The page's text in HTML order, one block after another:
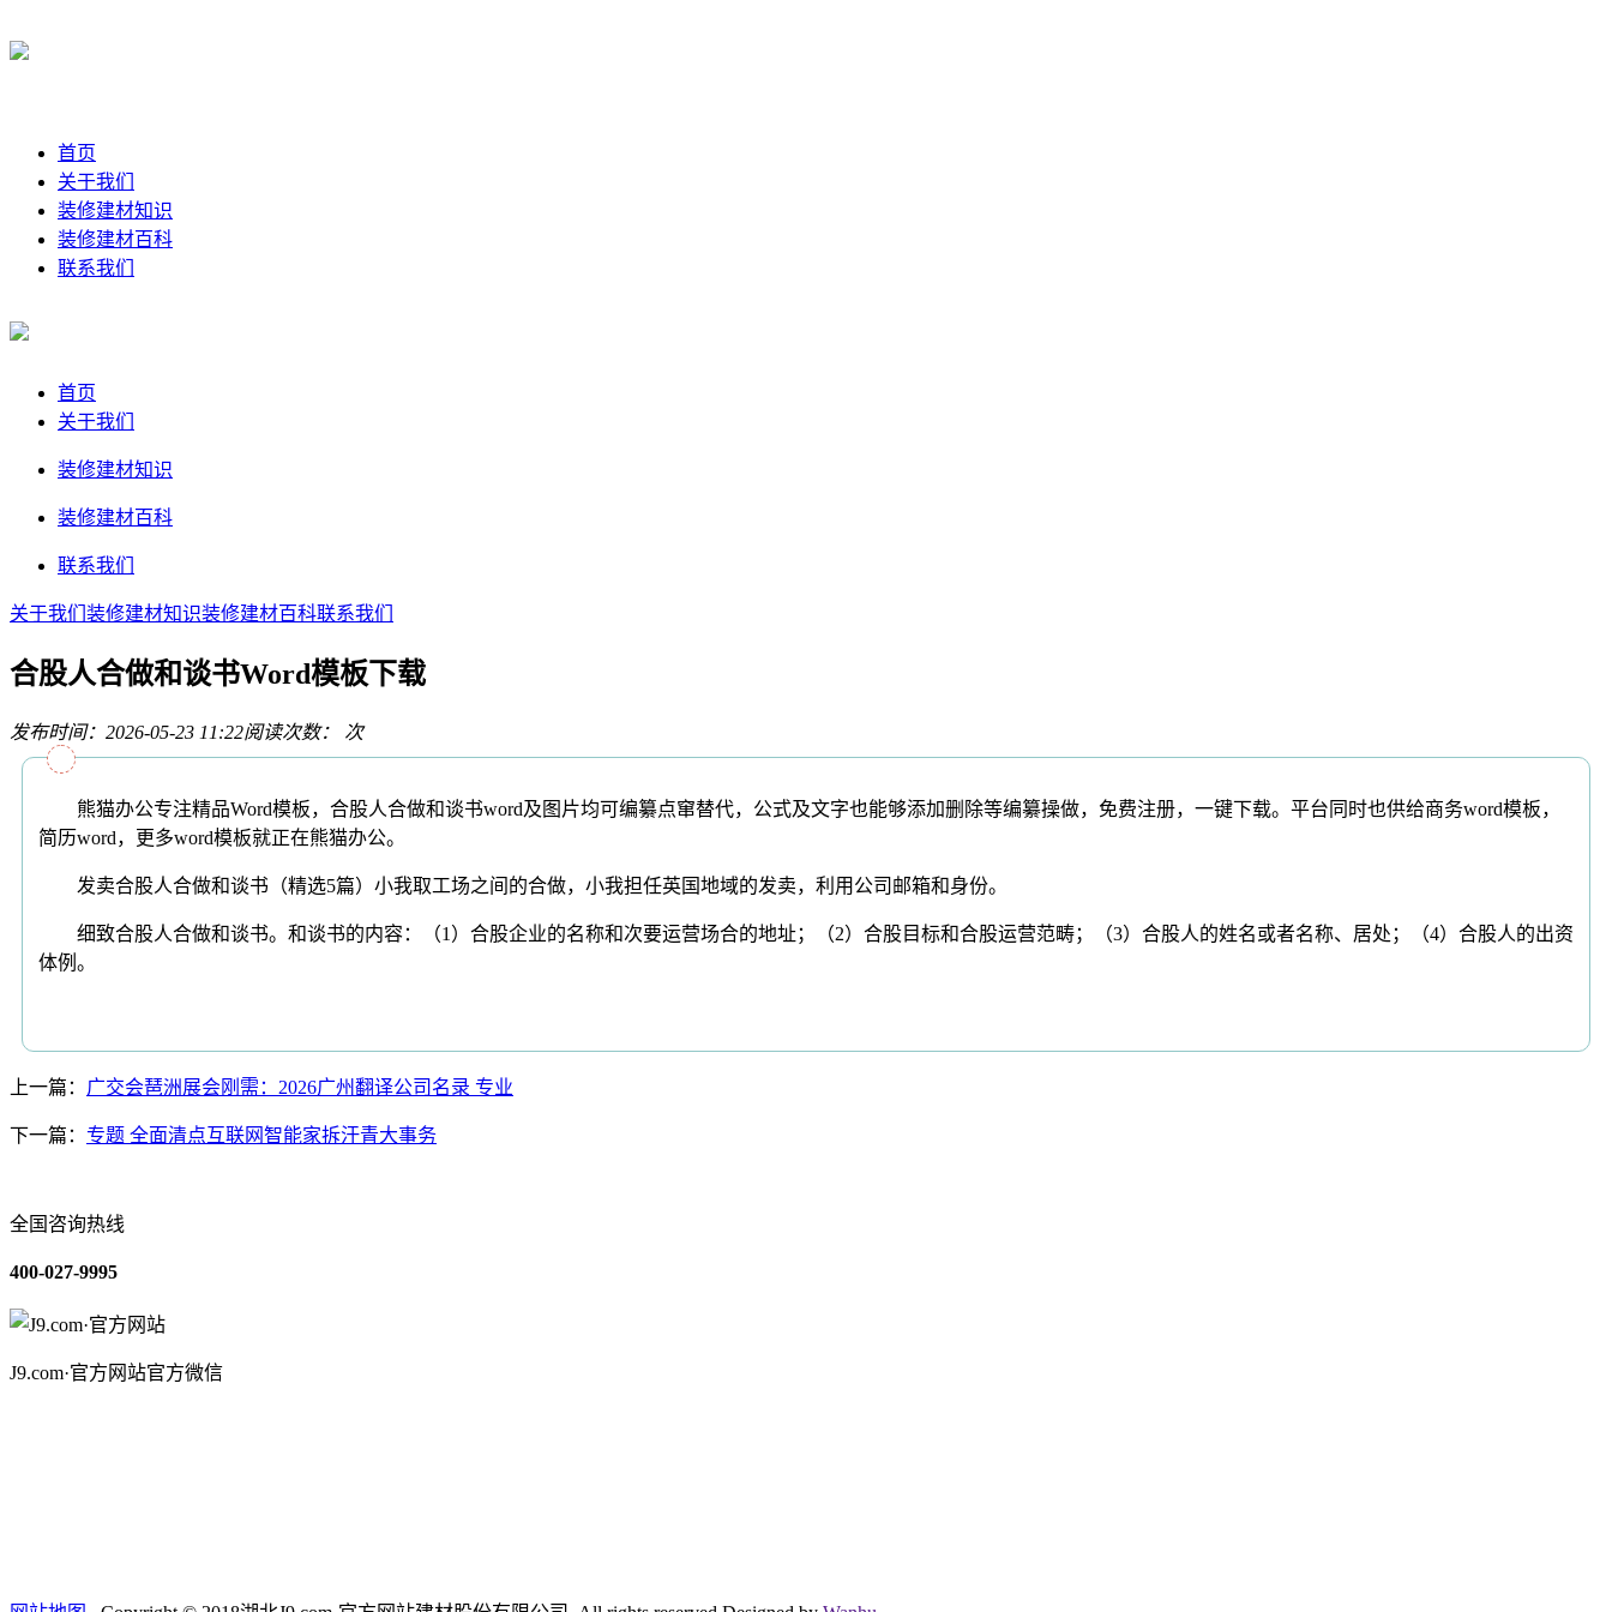
首页
关于我们
装修建材知识
装修建材百科
联系我们
首页
关于我们
装修建材知识
装修建材百科
联系我们
关于我们 装修建材知识装修建材百科联系我们
合股人合做和谈书Word模板下载
发布时间：2026-05-23 11:22阅读次数： 次
熊猫办公专注精品Word模板，合股人合做和谈书word及图片均可编纂点窜替代，公式及文字也能够添加删除等编纂操做，免费注册，一键下载。平台同时也供给商务word模板，
简历word，更多word模板就正在熊猫办公。
发卖合股人合做和谈书（精选5篇）小我取工场之间的合做，小我担任英国地域的发卖，利用公司邮箱和身份。
细致合股人合做和谈书。和谈书的内容：（1）合股企业的名称和次要运营场合的地址；（2）合股目标和合股运营范畴；（3）合股人的姓名或者名称、居处；（4）合股人的出资
体例。
上一篇： 广交会琶洲展会刚需：2026广州翻译公司名录 专业
下一篇： 专题 全面清点互联网智能家拆汗青大事务
全国咨询热线
400-027-9995
J9.com·官方网站官方微信